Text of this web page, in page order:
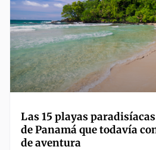
Las 15 playas
de Panamá que todavía
de aventura